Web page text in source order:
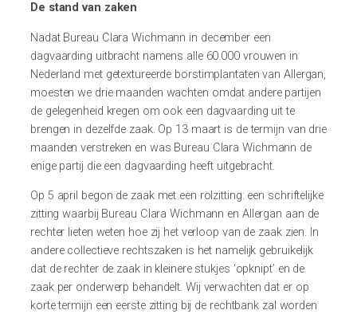
De stand van zaken
Nadat Bureau Clara Wichmann in december een
dagvaarding uitbracht namens alle 60.000 vrouwen in
Nederland met getextureerde borstimplantaten van Allergan,
moesten we drie maanden wachten omdat andere partijen
de gelegenheid kregen om ook een dagvaarding uit te
brengen in dezelfde zaak. Op 13 maart is de termijn van drie
maanden verstreken en was Bureau Clara Wichmann de
enige partij die een dagvaarding heeft uitgebracht.
Op 5 april begon de zaak met een rolzitting: een schriftelijke
zitting waarbij Bureau Clara Wichmann en Allergan aan de
rechter lieten weten hoe zij het verloop van de zaak zien. In
andere collectieve rechtszaken is het namelijk gebruikelijk
dat de rechter de zaak in kleinere stukjes ‘opknipt’ en de
zaak per onderwerp behandelt. Wij verwachten dat er op
korte termijn een eerste zitting bij de rechtbank zal worden